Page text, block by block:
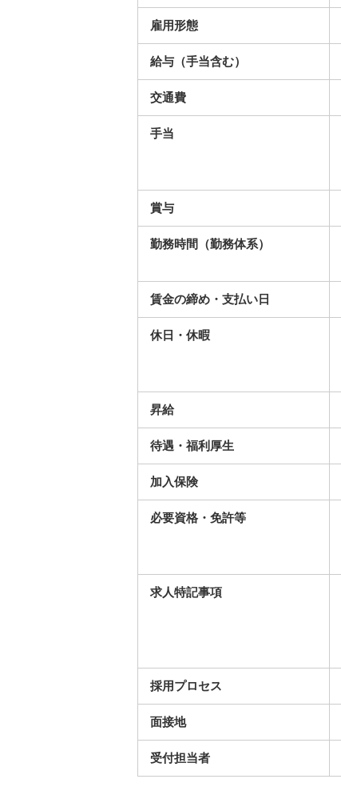
雇用形態
給与（手当含む）
交通費
手当
賞与
勤務時間（勤務体系）
賃金の締め・支払い日
休日・休暇
昇給
待遇・福利厚生
加入保険
必要資格・免許等
求人特記事項
採用プロセス
面接地
受付担当者